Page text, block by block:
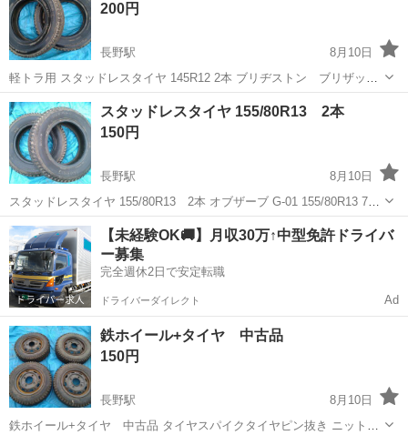
200円
長野駅
8月10日
軽トラ用 スタッドレスタイヤ 145R12 2本 ブリヂストン ブリザック
VM-41 145R12 2本 溝少ないです。ひび割れ無し 長野市稲葉·若里辺り
での引き渡しを希望します。 ...
長野 長野市 長野駅 タイヤ、ホイール
スタッドレスタイヤ 155/80R13 2本
150円
長野駅
8月10日
スタッドレスタイヤ 155/80R13 2本 オブザーブ G-01 155/80R13 78Q
2本 溝あり ひび割れ無し 長野市稲葉·若里辺りでの引き渡しを希望し
ます。 ...
長野 長野市 長野駅 タイヤ、ホイール R13
【未経験OK🚚】月収30万↑中型免許ドライバ
ー募集
完全週休2日で安定転職
ドライバーダイレクト Ad
鉄ホイール+タイヤ 中古品
150円
長野駅
8月10日
鉄ホイール+タイヤ 中古品 タイヤスパイクタイヤピン抜き ニットー